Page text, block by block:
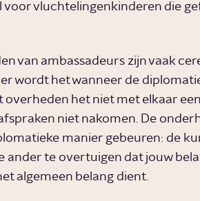
voor vluchtelingenkinderen die
van ambassadeurs zijn vaak
wordt het wanneer de
het niet met elkaar
niet nakomen. De
manier gebeuren: de
ander te overtuigen dat jouw
algemeen belang dient.